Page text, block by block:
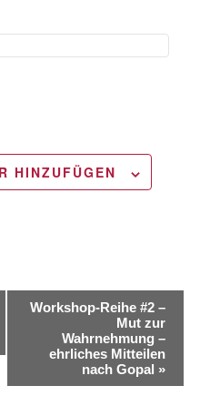
HINZUFÜGEN
Workshop-Reihe #2 –
Mut zur
Wahrnehmung –
ehrliches Mitteilen
nach Gopal »